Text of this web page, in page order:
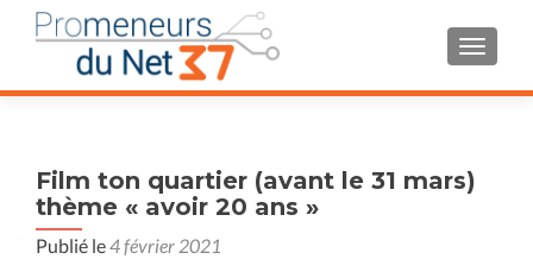
Film ton quartier (avant le 31 mars)
thème « avoir 20 ans »
Publié le4 février 2021